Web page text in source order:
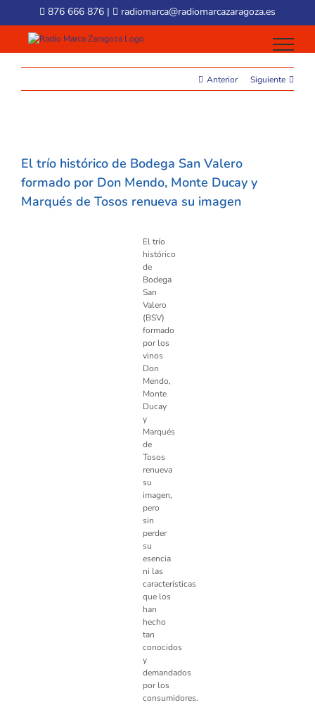
876 666 876 | radiomarca@radiomarcazaragoza.es
Anterior Siguiente
Image
El trío histórico de Bodega San Valero
formado por Don Mendo, Monte Ducay y
Marqués de Tosos renueva su imagen
El trío
histórico
de
Bodega
San
Valero
(BSV)
formado
por los
vinos
Don
Mendo,
Monte
Ducay
y
Marqués
de
Tosos
renueva
su
imagen,
pero
sin
perder
su
esencia
ni las
características
que los
han
hecho
tan
conocidos
y
demandados
por los
consumidores.